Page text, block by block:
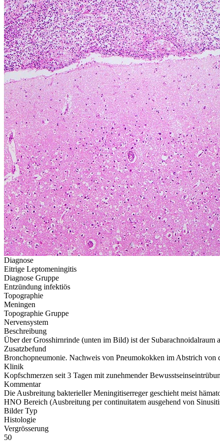
Diagnose
Eitrige Leptomeningitis
Diagnose Gruppe
Entzündung infektiös
Topographie
Meningen
Topographie Gruppe
Nervensystem
Beschreibung
Über der Grosshirnrinde (unten im Bild) ist der Subarachnoidalraum
Zusatzbefund
Bronchopneumonie. Nachweis von Pneumokokken im Abstrich
Klinik
Kopfschmerzen seit 3 Tagen mit zunehmender
Kommentar
Die Ausbreitung bakterieller Meningitiserreger geschieht meist
HNO Bereich (Ausbreitung per continuitatem ausgehend von
Bilder Typ
Histologie
Vergrösserung
50